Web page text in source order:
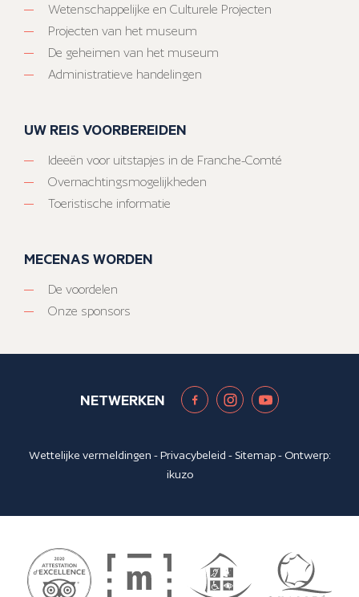
Wetenschappelijke en Culturele Projecten
Projecten van het museum
De geheimen van het museum
Administratieve handelingen
UW REIS VOORBEREIDEN
Ideeën voor uitstapjes in de Franche-Comté
Overnachtingsmogelijkheden
Toeristische informatie
MECENAS WORDEN
De voordelen
Onze sponsors
NETWERKEN
Wettelijke vermeldingen -Privacybeleid - Sitemap- Ontwerp:
ikuzo